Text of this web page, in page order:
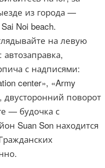
из города —
Noi beach.
на левую
с надписями:
center», «Army
поворот
— будочка с
Suan Son находится